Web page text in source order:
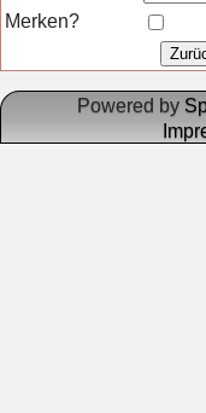
Merken?
Powered by